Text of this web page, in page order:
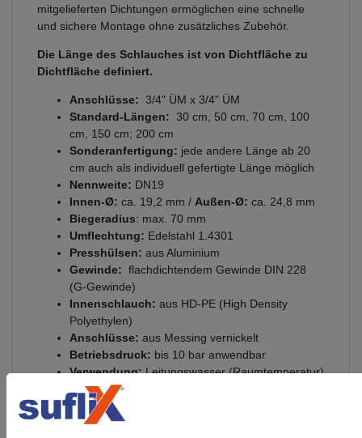
mitgelieferten Dichtungen ermöglichen eine schnelle
und sichere Montage ohne zusätzliches Zubehör.
Die Länge des Schlauches ist von Dichtfläche zu
Dichtfläche definiert.
Anschlüsse: 3/4" ÜM x 3/4" ÜM
Standard-Längen: 30 cm, 50 cm, 70 cm, 100
cm, 150 cm; 200 cm
Sonderanfertigung: jede andere Länge ab 20
cm auch als individuell gefertigte Länge möglich
Nennweite: DN19
Innen-Ø: ca. 19,2 mm / Außen-Ø: ca. 24,8 mm
Biegeradius: max. 70 mm
Umflechtung: Edelstahl 1.4301
Presshülsen: aus Aluminium
Gewinde: flachdichtendem Gewinde DIN 228
(G-Gewinde)
Innenschlauch: aus HD-PE (High Density
Polyethylen)
Anschlüsse: aus Messing vernickelt
Betriebsdruck: bis 10 bar anwendbar
Verwendung:Leitungswasser (Raumtemperatur)
& Kühlwasser mit Glykol Beimischung (max.
50%)
Temperaturbereich: